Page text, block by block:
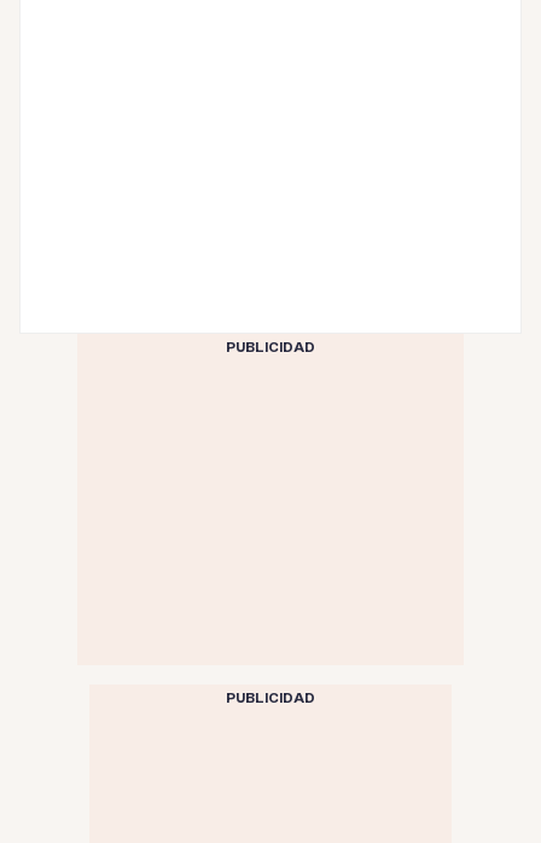
PUBLICIDAD
PUBLICIDAD